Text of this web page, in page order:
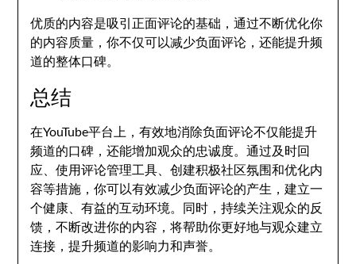
优质的内容是吸引正面评论的基础，通过不断优化你
的内容质量，你不仅可以减少负面评论，还能提升频
道的整体口碑。
总结
在YouTube平台上，有效地消除负面评论不仅能提升
频道的口碑，还能增加观众的忠诚度。通过及时回
应、使用评论管理工具、创建积极社区氛围和优化内
容等措施，你可以有效减少负面评论的产生，建立一
个健康、有益的互动环境。同时，持续关注观众的反
馈，不断改进你的内容，将帮助你更好地与观众建立
连接，提升频道的影响力和声誉。